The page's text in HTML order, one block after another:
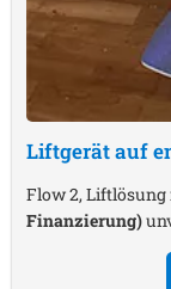
Liftgerät auf
Flow 2,
Finanzierung)